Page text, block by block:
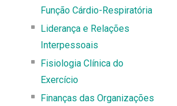
Função Cárdio-Respiratória
Liderança e Relações
Interpessoais
Fisiologia Clínica do
Exercício
Finanças das Organizações